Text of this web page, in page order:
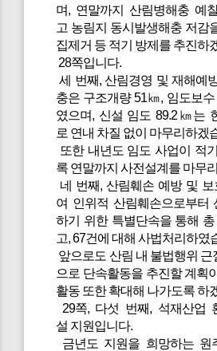
며, 연말까지 산림병해충 예
고 농림지 동시발생해충 저감
집제거 등 적기 방제를 추진하
28쪽입니다.
세 번째, 산림경영 및 재해예
충은 구조개량 51㎞, 임도보
였으며, 신설 임도 89.2㎞는
로 연내 차질 없이 마무리하겠
또한 내년도 임도 사업이 적
록 연말까지 사전설계를 마무
네 번째, 산림훼손 예방 및
여 인위적 산림훼손으로부터
하기 위한 특별단속을 통해
고, 67건에 대해 사법처리하였
앞으로도 산림 내 불법행위 근
으로 단속활동을 추진할 계획
활동 또한 확대해 나가도록 하
29쪽, 다섯 번째, 석재산업
설 지원입니다.
금년도 지원을 희망하는 원